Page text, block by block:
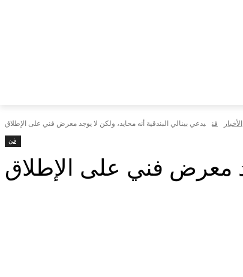
الأخبار فن يدعي بينالي البندقية أنه محايد، ولكن لا يوجد معرض فني على الإطلاق
فن
معرض فني على الإطلاق